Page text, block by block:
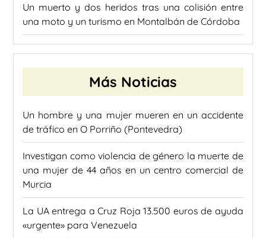
Un muerto y dos heridos tras una colisión entre
una moto y un turismo en Montalbán de Córdoba
Más Noticias
Un hombre y una mujer mueren en un accidente
de tráfico en O Porriño (Pontevedra)
Investigan como violencia de género la muerte de
una mujer de 44 años en un centro comercial de
Murcia
La UA entrega a Cruz Roja 13.500 euros de ayuda
«urgente» para Venezuela